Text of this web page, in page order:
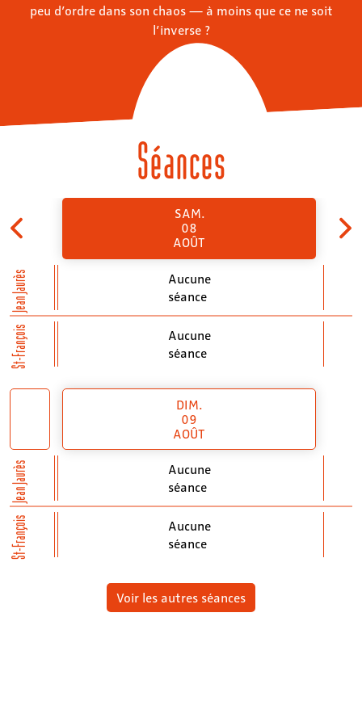
peu d’ordre dans son chaos — à moins que ce ne soit
l’inverse ?
Séances
Jean Jaurès
St-François
SAM.
08
AOÛT
Aucune
séance
Aucune
séance
Jean Jaurès
St-François
DIM.
09
AOÛT
Aucune
séance
Aucune
séance
Voir les autres séances